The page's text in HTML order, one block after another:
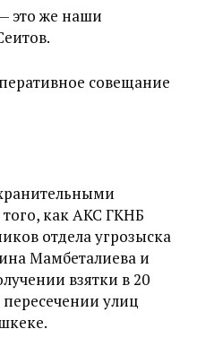
это же наши
совещание
того, как АКС ГКНБ
отдела угрозыска
Мамбеталиева и
взятки в 20
улиц